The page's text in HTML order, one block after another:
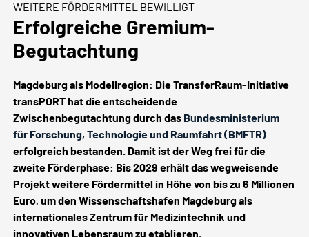
WEITERE FÖRDERMITTEL BEWILLIGT
Erfolgreiche Gremium-
Begutachtung
Magdeburg als Modellregion: Die TransferRaum-Initiative
transPORT hat die entscheidende
Zwischenbegutachtung durch das Bundesministerium
für Forschung, Technologie und Raumfahrt (BMFTR)
erfolgreich bestanden. Damit ist der Weg frei für die
zweite Förderphase: Bis 2029 erhält das wegweisende
Projekt weitere Fördermittel in Höhe von bis zu 6 Millionen
Euro, um den Wissenschaftshafen Magdeburg als
internationales Zentrum für Medizintechnik und
innovativen Lebensraum zu etablieren.